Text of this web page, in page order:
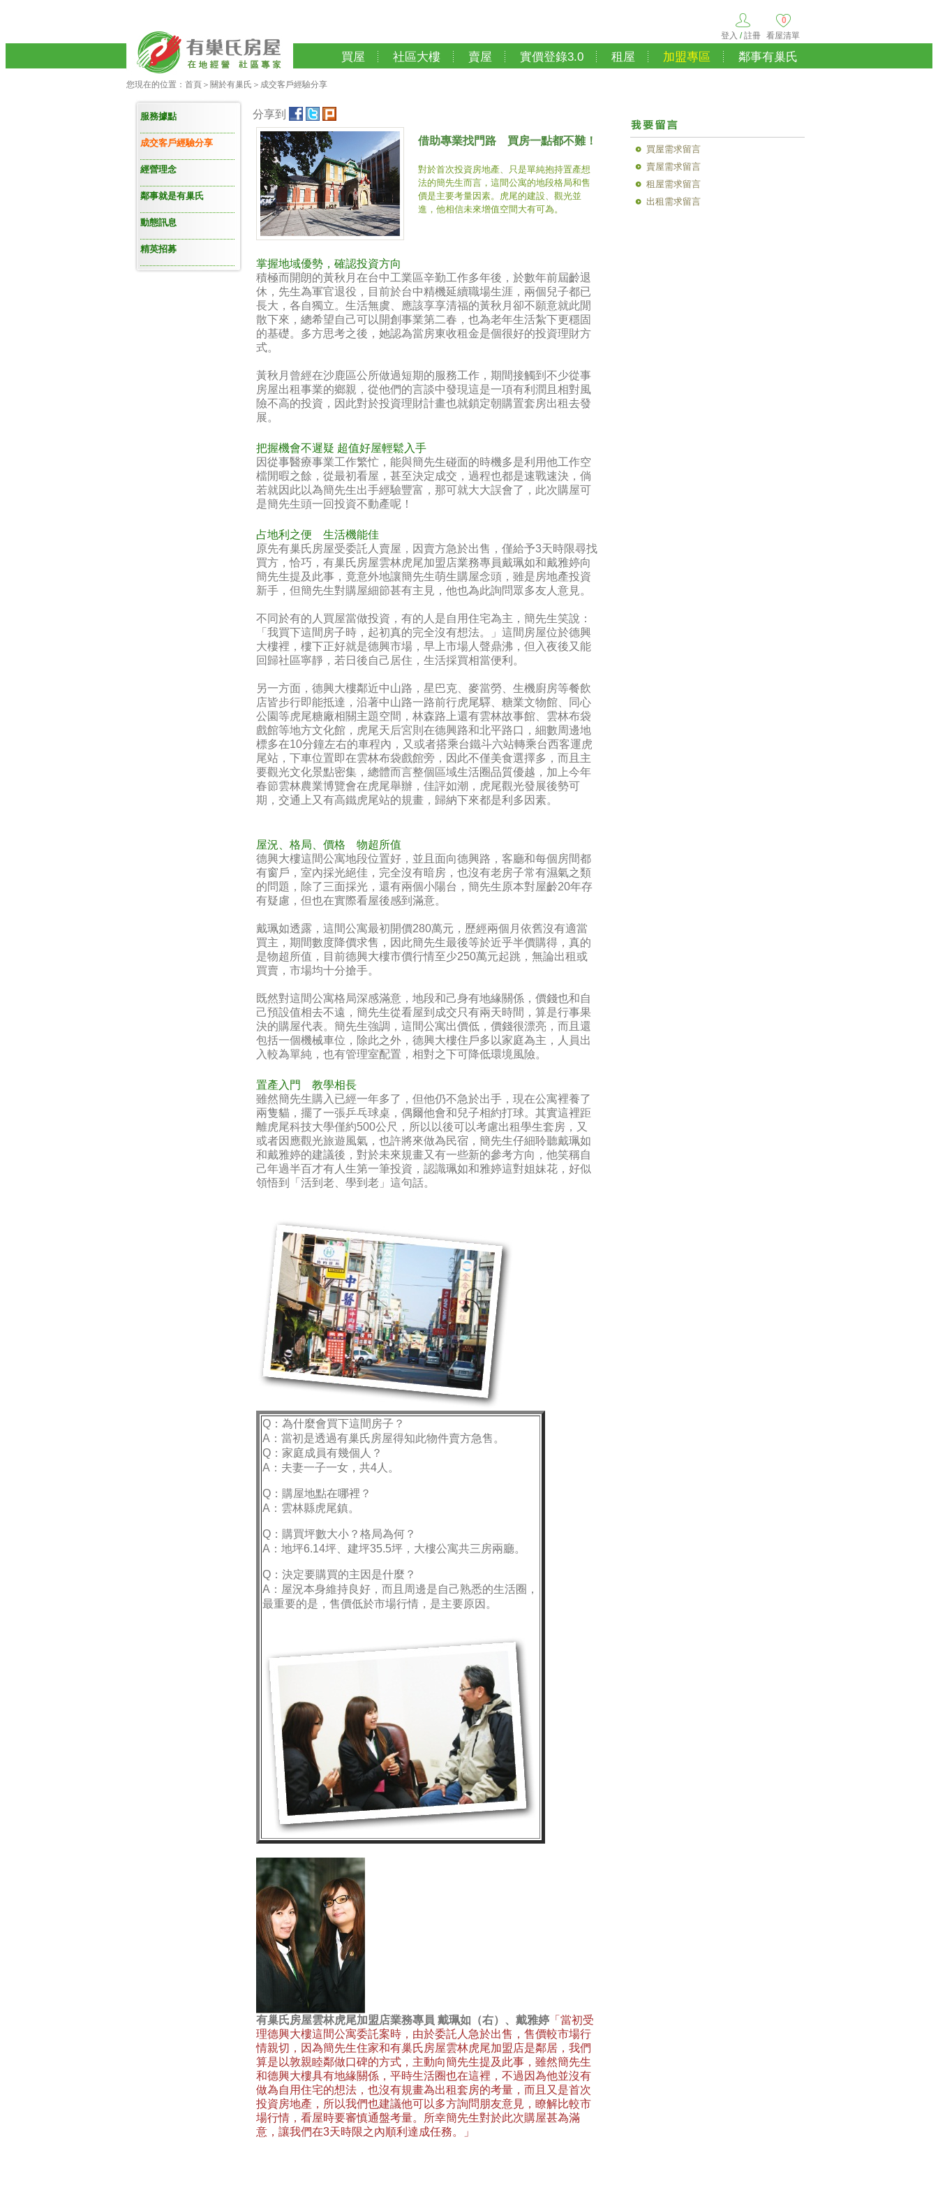
0
看屋清單
登入 /註冊
買屋 社區大樓 賣屋 實價登錄3.0 租屋 加盟專區 鄰事有巢氏
您現在的位置： 首頁 ＞ 關於有巢氏 ＞ 成交客戶經驗分享
服務據點
成交客戶經驗分享
經營理念
鄰事就是有巢氏
動態訊息
精英招募
分享到
借助專業找門路 買房一點都不難！
對於首次投資房地產、只是單純抱持置產想
法的簡先生而言，這間公寓的地段格局和售
價是主要考量因素。虎尾的建設、觀光並
進，他相信未來增值空間大有可為。
掌握地域優勢，確認投資方向
積極而開朗的黃秋月在台中工業區辛勤工作多年後，於數年前屆齡退
休，先生為軍官退役，目前於台中精機延續職場生涯，兩個兒子都已
長大，各自獨立。生活無虞、應該享享清福的黃秋月卻不願意就此閒
散下來，總希望自己可以開創事業第二春，也為老年生活紮下更穩固
的基礎。多方思考之後，她認為當房東收租金是個很好的投資理財方
式。
黃秋月曾經在沙鹿區公所做過短期的服務工作，期間接觸到不少從事
房屋出租事業的鄉親，從他們的言談中發現這是一項有利潤且相對風
險不高的投資，因此對於投資理財計畫也就鎖定朝購置套房出租去發
展。
把握機會不遲疑 超值好屋輕鬆入手
因從事醫療事業工作繁忙，能與簡先生碰面的時機多是利用他工作空
檔閒暇之餘，從最初看屋，甚至決定成交，過程也都是速戰速決，倘
若就因此以為簡先生出手經驗豐富，那可就大大誤會了，此次購屋可
是簡先生頭一回投資不動產呢！
占地利之便 生活機能佳
原先有巢氏房屋受委託人賣屋，因賣方急於出售，僅給予3天時限尋找
買方，恰巧，有巢氏房屋雲林虎尾加盟店業務專員戴珮如和戴雅婷向
簡先生提及此事，竟意外地讓簡先生萌生購屋念頭，雖是房地產投資
新手，但簡先生對購屋細節甚有主見，他也為此詢問眾多友人意見。
不同於有的人買屋當做投資，有的人是自用住宅為主，簡先生笑說：
「我買下這間房子時，起初真的完全沒有想法。」這間房屋位於德興
大樓裡，樓下正好就是德興市場，早上市場人聲鼎沸，但入夜後又能
回歸社區寧靜，若日後自己居住，生活採買相當便利。
另一方面，德興大樓鄰近中山路，星巴克、麥當勞、生機廚房等餐飲
店皆步行即能抵達，沿著中山路一路前行虎尾驛、糖業文物館、同心
公園等虎尾糖廠相關主題空間，林森路上還有雲林故事館、雲林布袋
戲館等地方文化館，虎尾天后宮則在德興路和北平路口，細數周邊地
標多在10分鐘左右的車程內，又或者搭乘台鐵斗六站轉乘台西客運虎
尾站，下車位置即在雲林布袋戲館旁，因此不僅美食選擇多，而且主
要觀光文化景點密集，總體而言整個區域生活圈品質優越，加上今年
春節雲林農業博覽會在虎尾舉辦，佳評如潮，虎尾觀光發展後勢可
期，交通上又有高鐵虎尾站的規畫，歸納下來都是利多因素。
屋況、格局、價格 物超所值
德興大樓這間公寓地段位置好，並且面向德興路，客廳和每個房間都
有窗戶，室內採光絕佳，完全沒有暗房，也沒有老房子常有濕氣之類
的問題，除了三面採光，還有兩個小陽台，簡先生原本對屋齡20年存
有疑慮，但也在實際看屋後感到滿意。
戴珮如透露，這間公寓最初開價280萬元，歷經兩個月依舊沒有適當
買主，期間數度降價求售，因此簡先生最後等於近乎半價購得，真的
是物超所值，目前德興大樓市價行情至少250萬元起跳，無論出租或
買賣，市場均十分搶手。
既然對這間公寓格局深感滿意，地段和己身有地緣關係，價錢也和自
己預設值相去不遠，簡先生從看屋到成交只有兩天時間，算是行事果
決的購屋代表。簡先生強調，這間公寓出價低，價錢很漂亮，而且還
包括一個機械車位，除此之外，德興大樓住戶多以家庭為主，人員出
入較為單純，也有管理室配置，相對之下可降低環境風險。
置產入門 教學相長
雖然簡先生購入已經一年多了，但他仍不急於出手，現在公寓裡養了
兩隻貓，擺了一張乒乓球桌，偶爾他會和兒子相約打球。其實這裡距
離虎尾科技大學僅約500公尺，所以以後可以考慮出租學生套房，又
或者因應觀光旅遊風氣，也許將來做為民宿，簡先生仔細聆聽戴珮如
和戴雅婷的建議後，對於未來規畫又有一些新的參考方向，他笑稱自
己年過半百才有人生第一筆投資，認識珮如和雅婷這對姐妹花，好似
領悟到「活到老、學到老」這句話。
Q：為什麼會買下這間房子？
A：當初是透過有巢氏房屋得知此物件賣方急售。
Q：家庭成員有幾個人？
A：夫妻一子一女，共4人。
Q：購屋地點在哪裡？
A：雲林縣虎尾鎮。
Q：購買坪數大小？格局為何？
A：地坪6.14坪、建坪35.5坪，大樓公寓共三房兩廳。
Q：決定要購買的主因是什麼？
A：屋況本身維持良好，而且周邊是自己熟悉的生活圈，
最重要的是，售價低於市場行情，是主要原因。
有巢氏房屋雲林虎尾加盟店業務專員 戴珮如（右）、戴雅婷 「當初受
理德興大樓這間公寓委託案時，由於委託人急於出售，售價較市場行
情親切，因為簡先生住家和有巢氏房屋雲林虎尾加盟店是鄰居，我們
算是以敦親睦鄰做口碑的方式，主動向簡先生提及此事，雖然簡先生
和德興大樓具有地緣關係，平時生活圈也在這裡，不過因為他並沒有
做為自用住宅的想法，也沒有規畫為出租套房的考量，而且又是首次
投資房地產，所以我們也建議他可以多方詢問朋友意見，瞭解比較市
場行情，看屋時要審慎通盤考量。所幸簡先生對於此次購屋甚為滿
意，讓我們在3天時限之內順利達成任務。」
買屋需求留言
賣屋需求留言
租屋需求留言
出租需求留言